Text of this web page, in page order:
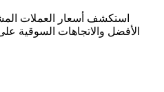
استكشف أسعار العملات
الأفضل والاتجاهات السوقية